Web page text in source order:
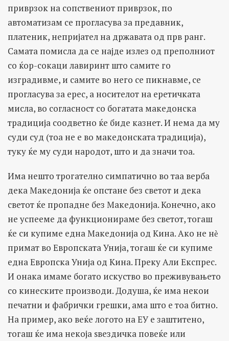
приврзок на сопствениот приврзок, по
автоматизам се прогласува за предавник,
платеник, непријател на државата од прв ранг.
Самата помисла да се најде излез од преполниот
со ќор-сокаци лавиринт што самите го
изградивме, и самите во него се пикнавме, се
прогласува за ерес, а носителот на еретичката
мисла, во согласност со богатата македонска
традиција соодветно ќе биде казнет. И нема да му
суди суд (тоа не е во македонската традиција),
туку ќе му суди народот, што и да значи тоа.
Има нешто трогателно симпатично во таа верба
дека Македонија ќе опстане без светот и дека
светот ќе пропадне без Македонија. Конечно, ако
не успееме да функционираме без светот, тогаш
ќе си купиме една Македонија од Кина. Ако не нѐ
примат во Европската Унија, тогаш ќе си купиме
една Европска Унија од Кина. Преку Али Експрес.
И онака имаме богато искуство во преживувањето
со кинеските производи. Додуша, ќе има некои
печатни и фабрички грешки, ама што е тоа битно.
На пример, ако веќе логото на ЕУ е заштитено,
тогаш ќе има некоја ѕвездичка повеќе или